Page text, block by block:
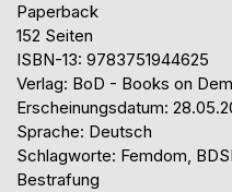
Paperback
152 Seiten
ISBN-13: 9783751944625
Verlag: BoD - Books on
Erscheinungsdatum:
Sprache: Deutsch
Schlagworte: Femdom,
Bestrafung